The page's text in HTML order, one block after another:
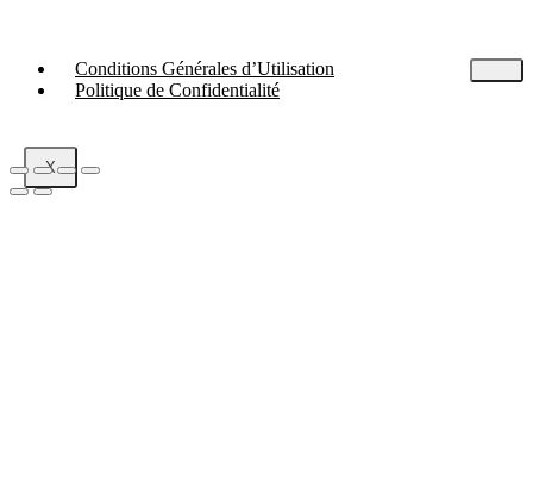
Conditions Générales d’Utilisation
Politique de Confidentialité
X